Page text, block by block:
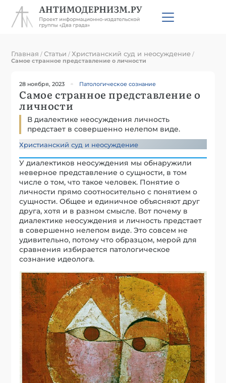
Главная /Статьи / Христианский суд и неосуждение /
Самое странное представление о личности
28 ноября, 2023 Патологическое сознание
Самое странное представление о
личности
В диалектике неосуждения личность
предстает в совершенно нелепом виде.
Христианский суд и неосуждение
У диалектиков неосуждения мы обнаружили
неверное представление о сущности, в том
числе о том, что такое человек. Понятие о
личности прямо соотносительно с понятием о
сущности. Общее и единичное объясняют друг
друга, хотя и в разном смысле. Вот почему в
диалектике неосуждения и личность предстает
в совершенно нелепом виде. Это совсем не
удивительно, потому что образцом, мерой для
сравнения избирается патологическое
сознание идеолога.